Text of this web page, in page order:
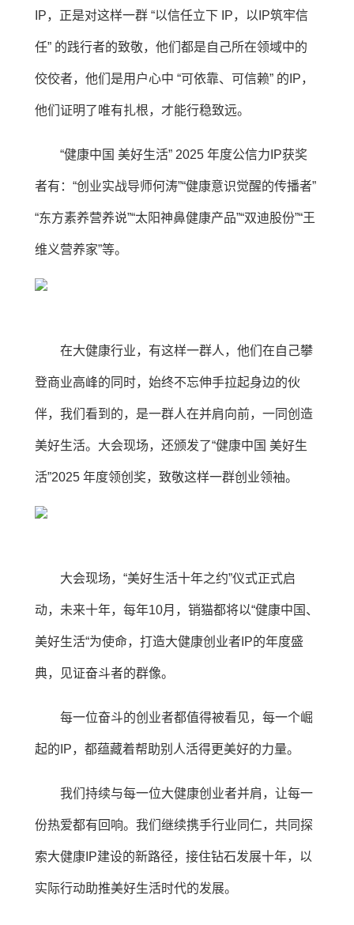
IP，正是对这样一群 “以信任立下 IP，以IP筑牢信
任” 的践行者的致敬，他们都是自己所在领域中的
佼佼者，他们是用户心中 “可依靠、可信赖” 的IP，
他们证明了唯有扎根，才能行稳致远。
“健康中国 美好生活” 2025 年度公信力IP获奖
者有：“创业实战导师何涛”“健康意识觉醒的传播者”
“东方素养营养说”“太阳神鼻健康产品”“双迪股份”“王
维义营养家”等。
在大健康行业，有这样一群人，他们在自己攀
登商业高峰的同时，始终不忘伸手拉起身边的伙
伴，我们看到的，是一群人在并肩向前，一同创造
美好生活。大会现场，还颁发了“健康中国 美好生
活”2025 年度领创奖，致敬这样一群创业领袖。
大会现场，“美好生活十年之约”仪式正式启
动，未来十年，每年10月，销猫都将以“健康中国、
美好生活“为使命，打造大健康创业者IP的年度盛
典，见证奋斗者的群像。
每一位奋斗的创业者都值得被看见，每一个崛
起的IP，都蕴藏着帮助别人活得更美好的力量。
我们持续与每一位大健康创业者并肩，让每一
份热爱都有回响。我们继续携手行业同仁，共同探
索大健康IP建设的新路径，接住钻石发展十年，以
实际行动助推美好生活时代的发展。